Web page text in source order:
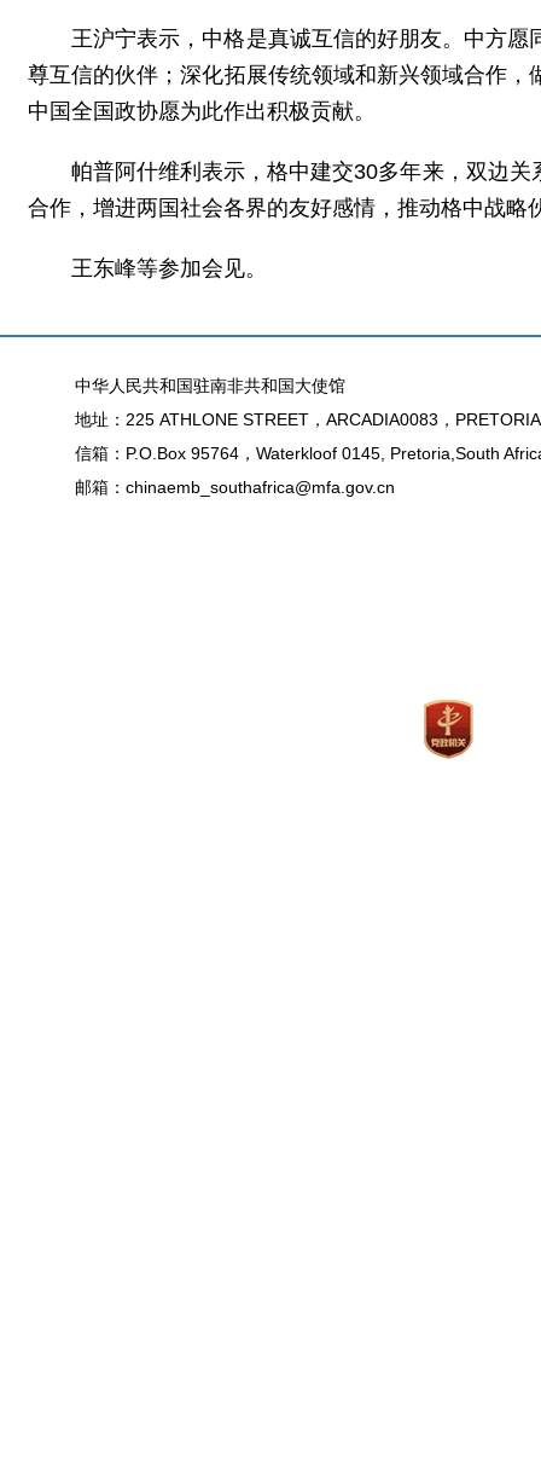
王沪宁表示，中格是真诚互信的好朋友。中方
尊互信的伙伴；深化拓展传统领域和新兴领域合作
中国全国政协愿为此作出积极贡献。
帕普阿什维利表示，格中建交30多年来，双边
合作，增进两国社会各界的友好感情，推动格中战
王东峰等参加会见。
中华人民共和国驻南非共和国大使馆
地址：225 ATHLONE STREET，ARCADIA0083，
信箱：P.O.Box 95764，Waterkloof 0145, Pretoria,South
邮箱：chinaemb_southafrica@mfa.gov.cn